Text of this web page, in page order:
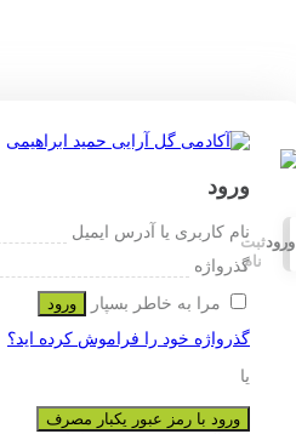
ورودثبت
نام
ورود
نام کاربری یا آدرس ایمیل
گذرواژه
مرا به خاطر بسپار
ورود
گذرواژه خود را فراموش کرده اید؟
یا
ورود با رمز عبور یکبار مصرف